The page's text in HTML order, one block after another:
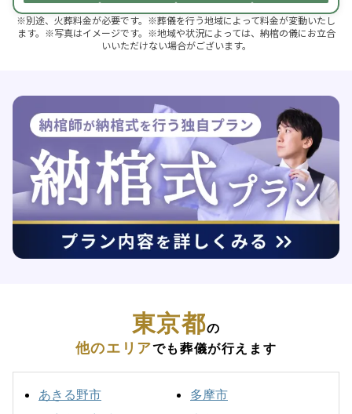
※別途、火葬料金が必要です。※葬儀を行う地域によって料金が変動いたし
ます。※写真はイメージです。※地域や状況によっては、納棺の儀にお立合
いいただけない場合がございます。
東京都の
他のエリアでも葬儀が行えます
あきる野市
多摩市